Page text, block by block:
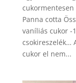
cukormentesen
Panna cotta
vaníliás cukor -
csokireszelék…
cukor el nem...